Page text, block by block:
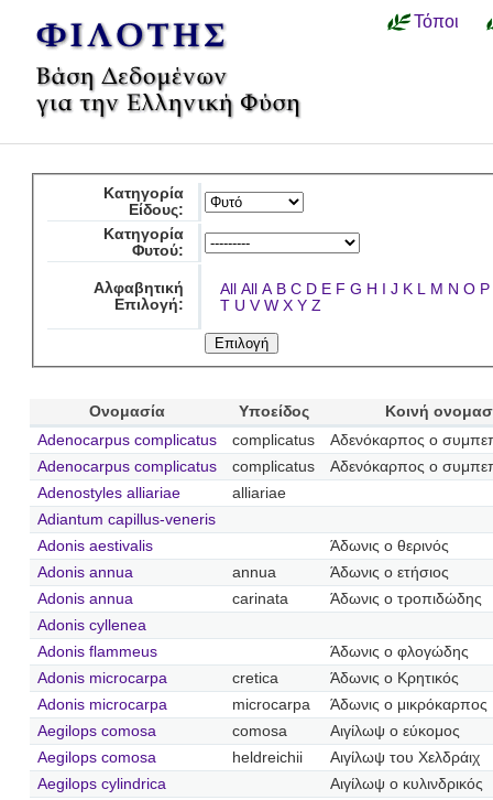
Τόποι
Κατηγορία
Είδους:
Κατηγορία
Φυτού:
Αλφαβητική
Επιλογή:
All All A B C D E F G H I J K L M N O P
T U V W X Y Z
Ονομασία Υποείδος
Κοινή
Adenocarpus complicatus
complicatus
Αδενόκαρπος ο
Adenocarpus complicatus
complicatus
Αδενόκαρπος ο
Adenostyles alliariae
alliariae
Adiantum capillus-veneris
Adonis aestivalis
Άδωνις ο θερινός
Adonis annua
annua
Άδωνις ο ετήσιος
Adonis annua
carinata
Άδωνις ο τροπιδώδης
Adonis cyllenea
Adonis flammeus
Άδωνις ο φλογώδης
Adonis microcarpa
cretica
Άδωνις ο Κρητικός
Adonis microcarpa
microcarpa
Άδωνις ο μικρόκαρπος
Aegilops comosa
comosa
Αιγίλωψ ο εύκομος
Aegilops comosa
heldreichii
Αιγίλωψ του Χελδράιχ
Aegilops cylindrica
Αιγίλωψ ο κυλινδρικός